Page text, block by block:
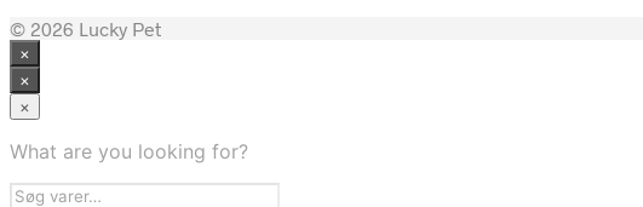
© 2026 Lucky Pet
×
×
×
What are you looking for?